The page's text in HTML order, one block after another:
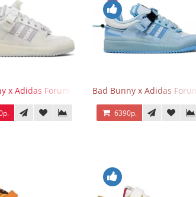
x Adidas Forum Buckle Low Last
Bad Bunny x Adidas
6390р.